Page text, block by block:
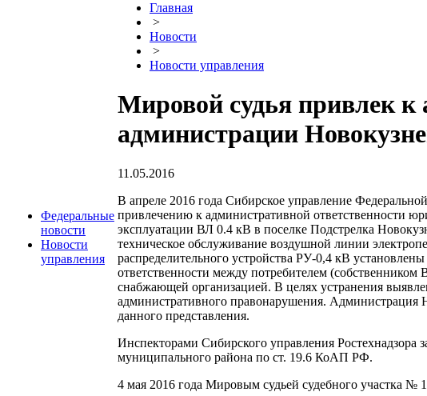
Федеральные
новости
Новости
управления
Главная
>
Новости
>
Новости управления
Мировой судья привлек к
администрации
11.05.2016
В апреле 2016 года Сибирское управление
привлечению к административной ответственности
эксплуатации ВЛ 0.4 кВ в поселке Подстрелка
техническое обслуживание воздушной линии
распределительного устройства РУ-0,4 кВ
ответственности между потребителем
снабжающей организацией. В целях устранения
административного правонарушения. Администрация
данного представления.
Инспекторами Сибирского управления
муниципального района по ст. 19.6 КоАП РФ.
4 мая 2016 года Мировым судьей судебного участка